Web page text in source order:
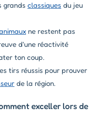
grands classiques du jeu
ne restent pas
d'une réactivité
ton coup.
tirs réussis pour prouver
de la région.
exceller lors de